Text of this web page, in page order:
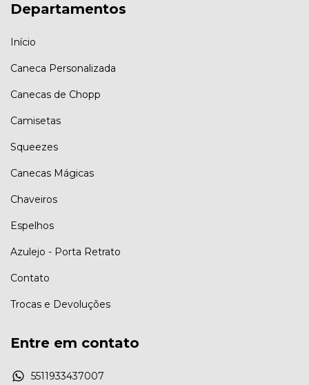
Departamentos
Início
Caneca Personalizada
Canecas de Chopp
Camisetas
Squeezes
Canecas Mágicas
Chaveiros
Espelhos
Azulejo - Porta Retrato
Contato
Trocas e Devoluções
Entre em contato
5511933437007